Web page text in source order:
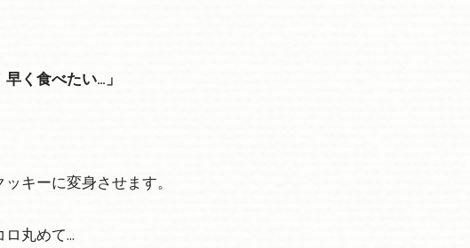
く食べたい…」
キーに変身させます。
ロ丸めて…